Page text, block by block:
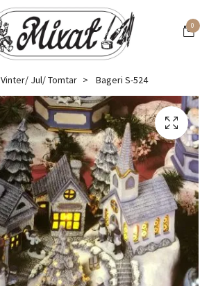
0
Vinter/ Jul/ Tomtar Bageri S-524